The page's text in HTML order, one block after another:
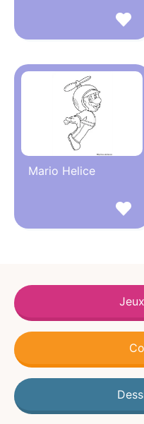
Mario Helice